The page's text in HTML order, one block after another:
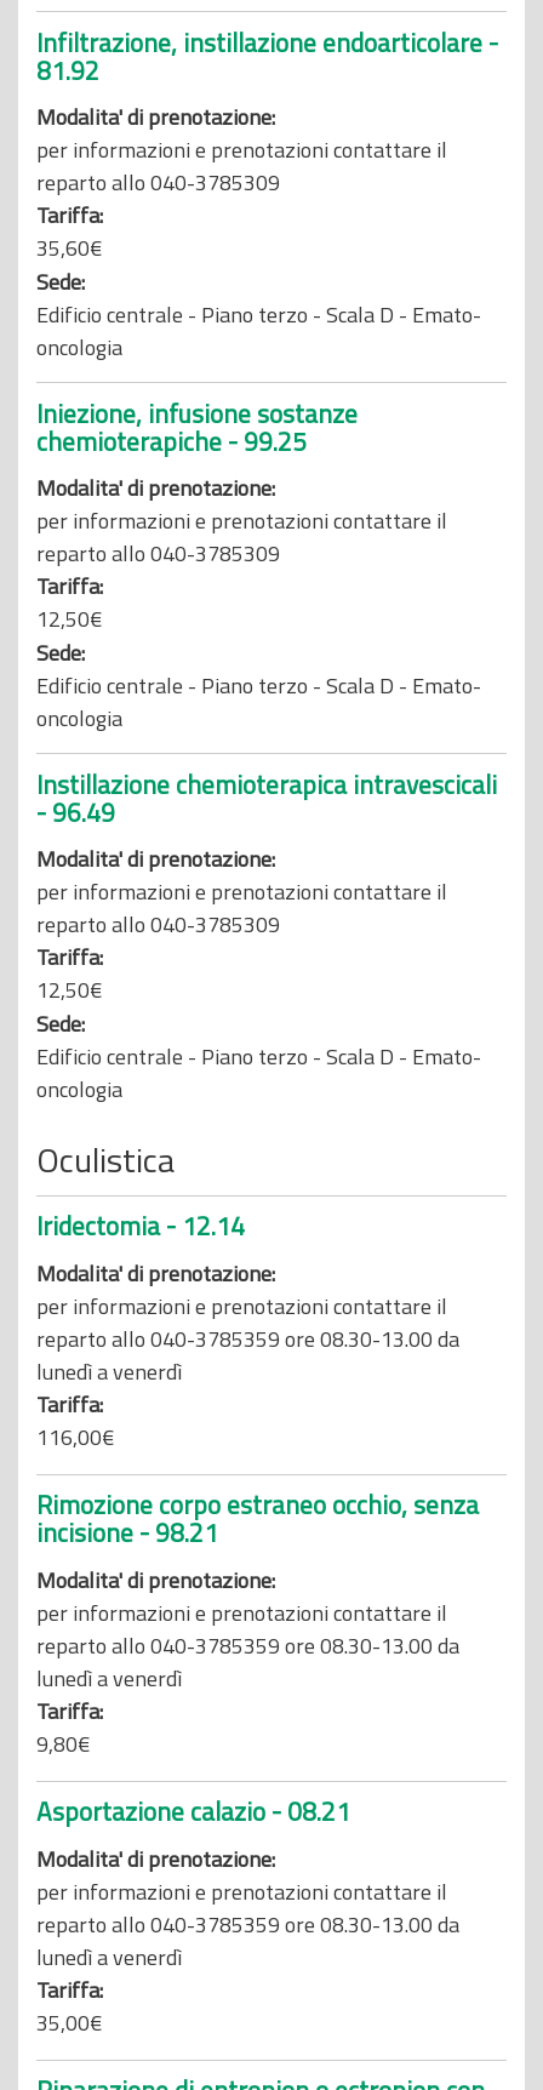
Infiltrazione, instillazione endoarticolare -
81.92
Modalita' di prenotazione:
per informazioni e prenotazioni contattare il
reparto allo 040-3785309
Tariffa:
35,60€
Sede:
Edificio centrale - Piano terzo - Scala D - Emato-
oncologia
Iniezione, infusione sostanze
chemioterapiche - 99.25
Modalita' di prenotazione:
per informazioni e prenotazioni contattare il
reparto allo 040-3785309
Tariffa:
12,50€
Sede:
Edificio centrale - Piano terzo - Scala D - Emato-
oncologia
Instillazione chemioterapica intravescicali
- 96.49
Modalita' di prenotazione:
per informazioni e prenotazioni contattare il
reparto allo 040-3785309
Tariffa:
12,50€
Sede:
Edificio centrale - Piano terzo - Scala D - Emato-
oncologia
Oculistica
Iridectomia - 12.14
Modalita' di prenotazione:
per informazioni e prenotazioni contattare il
reparto allo 040-3785359 ore 08.30-13.00 da
lunedì a venerdì
Tariffa:
116,00€
Rimozione corpo estraneo occhio, senza
incisione - 98.21
Modalita' di prenotazione:
per informazioni e prenotazioni contattare il
reparto allo 040-3785359 ore 08.30-13.00 da
lunedì a venerdì
Tariffa:
9,80€
Asportazione calazio - 08.21
Modalita' di prenotazione:
per informazioni e prenotazioni contattare il
reparto allo 040-3785359 ore 08.30-13.00 da
lunedì a venerdì
Tariffa:
35,00€